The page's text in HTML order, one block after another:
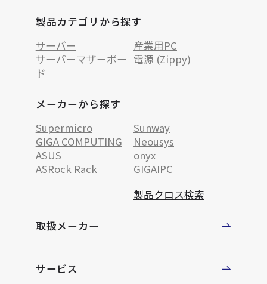
製品カテゴリから探す
サーバー
産業用PC
サーバーマザーボー
ド
電源 (Zippy)
メーカーから探す
Supermicro
Sunway
GIGA COMPUTING
Neousys
ASUS
onyx
ASRock Rack
GIGAIPC
製品クロス検索
取扱メーカー
サービス